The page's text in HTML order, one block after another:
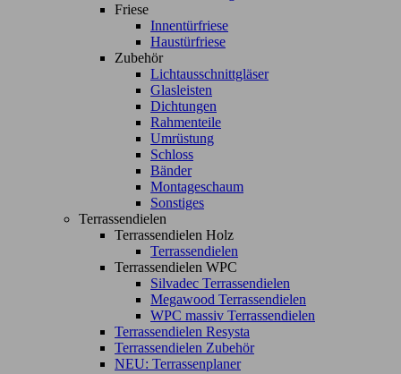
Friese
Innentürfriese
Haustürfriese
Zubehör
Lichtausschnittgläser
Glasleisten
Dichtungen
Rahmenteile
Umrüstung
Schloss
Bänder
Montageschaum
Sonstiges
Terrassendielen
Terrassendielen Holz
Terrassendielen
Terrassendielen WPC
Silvadec Terrassendielen
Megawood Terrassendielen
WPC massiv Terrassendielen
Terrassendielen Resysta
Terrassendielen Zubehör
NEU: Terrassenplaner